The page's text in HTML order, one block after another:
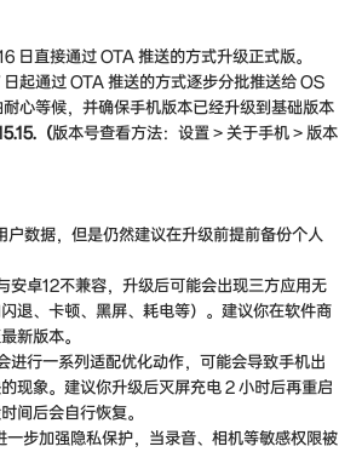
日直接通过 OTA 推送的方式升级正式版。
起通过 OTA 推送的方式逐步分批推送给 OS
心等候，并确保手机版本已经升级到基础版本
（版本号查看方法：设置 > 关于手机 > 版本
户数据，但是仍然建议在升级前提前备份个人
安卓12不兼容，升级后可能会出现三方应用无
退、卡顿、黑屏、耗电等）。建议你在软件商
新版本。
进行一系列适配优化动作，可能会导致手机出
现象。建议你升级后灭屏充电 2 小时后再重启
间后会自行恢复。
步加强隐私保护，当录音、相机等敏感权限被